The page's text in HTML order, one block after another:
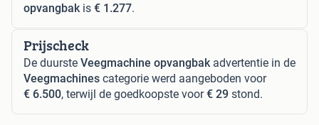
opvangbakis € 1.277.
Prijscheck
De duurste Veegmachine opvangbakadvertentie in de
Veegmachines categorie werd aangeboden voor
€ 6.500, terwijl de goedkoopste voor€ 29 stond.